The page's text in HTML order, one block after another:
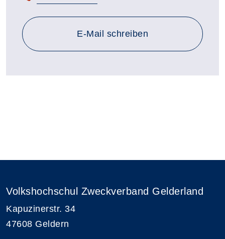
E-Mail schreiben
Volkshochschul Zweckverband Gelderland
Kapuzinerstr. 34
47608 Geldern